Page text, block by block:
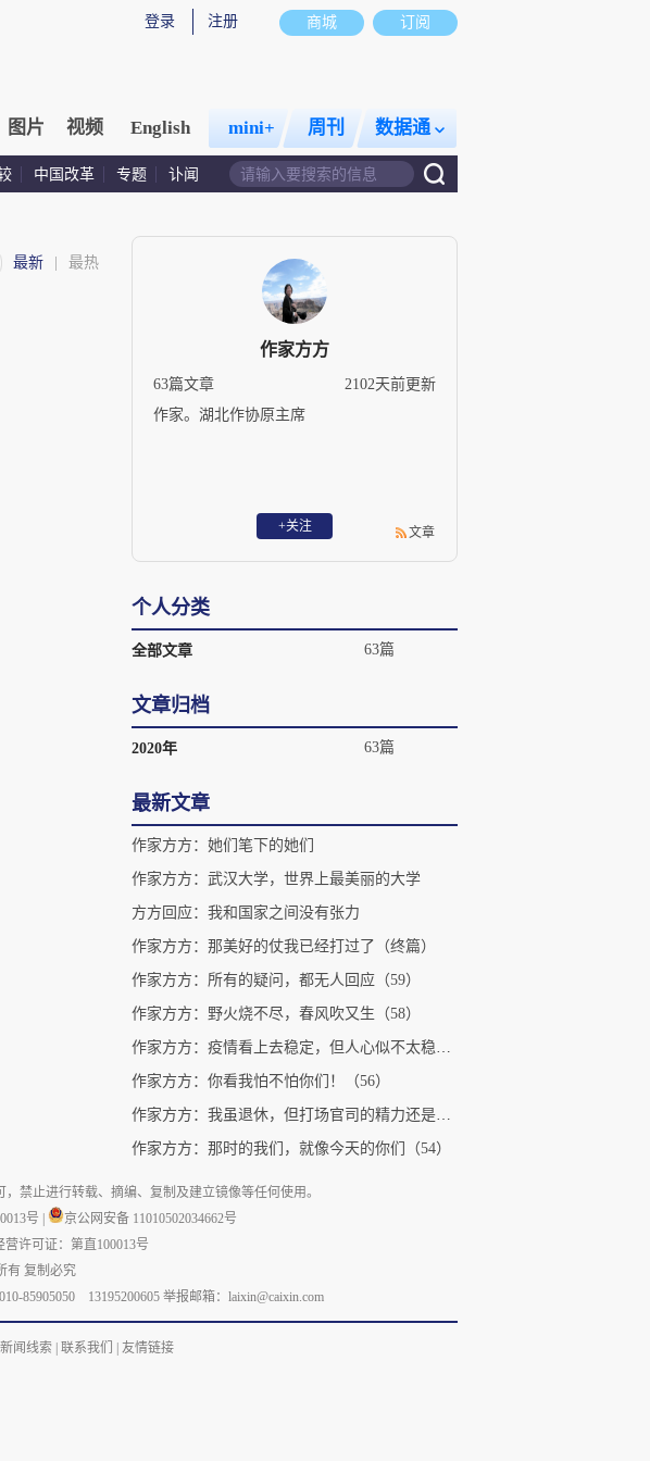
商城 订阅
登录 注册
图片 视频 English mini+ 周刊 数据通
中国改革 专题 讣闻
最新 最热
作家方方
63篇文章
2102天前更新
作家。湖北作协原主席
+关注 文章
个人分类
全部文章 63篇
文章归档
2020年 63篇
最新文章
作家方方：她们笔下的她们
作家方方：武汉大学，世界上最美丽的大学
方方回应：我和国家之间没有张力
作家方方：那美好的仗我已经打过了（终篇）
作家方方：所有的疑问，都无人回应（59）
作家方方：野火烧不尽，春风吹又生（58）
作家方方：你看我怕不怕你们！（56）
作家方方：那时的我们，就像今天的你们（54）
禁止进行转载、摘编、复制及建立镜像等任何使用。
号 |
京公网安备 11010502034662号
营许可证：第直100013号
有 复制必究
85905050 13195200605 举报邮箱：laixin@caixin.com
闻线索 | 联系我们 | 友情链接